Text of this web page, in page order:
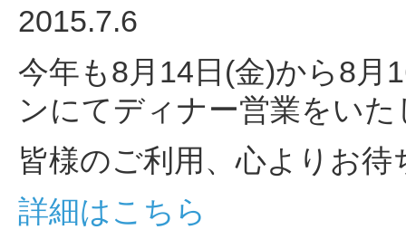
2015.7.6
今年も8月14日(金)から8月
ンにてディナー営業をい
皆様のご利用、心よりお
詳細はこちら